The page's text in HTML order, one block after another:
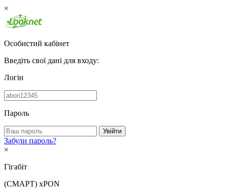
×
Особистий кабінет
Введіть свої дані для входу:
Логін
Пароль
Увійти
Забули пароль?
×
Гігабіт
(СМАРТ) xPON